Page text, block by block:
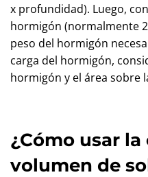
x profundidad). Luego,
hormigón (normalmente
peso del hormigón
carga del hormigón,
hormigón y el área sobre
¿Cómo usar
volumen de